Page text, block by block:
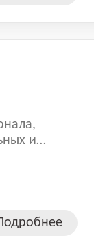
и
из